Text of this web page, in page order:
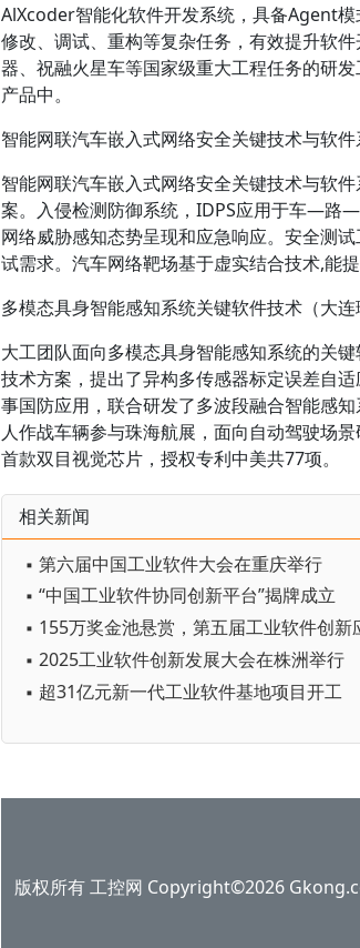
AlXcoder智能化软件开发系统，具备Agent模
修改、调试、重构等复杂任务，有效提升软
器、祝融火星车等国家级重大工程任务的研
产品中。
智能网联汽车嵌入式网络安全关键技术与软
智能网联汽车嵌入式网络安全关键技术与软
案。入侵检测防御系统，IDPS应用于车—路
网络威胁感知态势呈现和应急响应。安全测
试需求。汽车网络靶场基于虚实结合技术,能
多模态具身智能感知系统关键软件技术（大连
大工团队面向多模态具身智能感知系统的关
技术方案，提出了异构多传感器标定误差自
事国防应用，联合研发了多波段融合智能感
人作战车辆参与珠海航展，面向自动驾驶场
首款双目视觉芯片，授权专利中美共77项。
相关新闻
▪ 第六届中国工业软件大会在重庆举行
▪ “中国工业软件协同创新平台”揭牌成立
▪ 2025工业软件创新发展大会在株洲举行
▪ 超31亿元新一代工业软件基地项目开工
版权所有 工控网 Copyright©2026